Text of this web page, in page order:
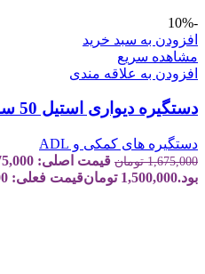
-10%
افزودن به سبد خرید
مشاهده سریع
افزودن به علاقه مندی
دستگیره دیواری استیل 50 سانت
دستگیره های کمکی و ADL
1,675,000 تومان
بود.1,500,000 تومانقیمت فعلی: 1,500,000 تومان.